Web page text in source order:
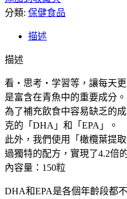
送】
本
芳
FANCL
DHA
魚
油
複
合
膠
囊
30
分類: 保健食品
描述
描述
看・思考・学習等，讓每天
是富含在青魚中的重要成分。
為了補充飲食中容易缺乏的
克的「DHA」和「EPA」。
此外，我們使用「橄欖葉提
過獨特的配方，實現了4.2倍
內容量：150粒
DHA和EPA是各個年齡段都